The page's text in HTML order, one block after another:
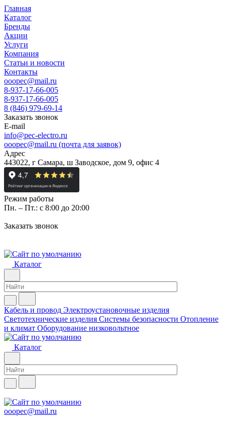
Главная
Каталог
Бренды
Акции
Услуги
Компания
Статьи и новости
Контакты
ooopec@mail.ru
8-937-17-66-005
8-937-17-66-005
8 (846) 979-69-14
Заказать звонок
E-mail
info@pec-electro.ru
ooopec@mail.ru (почта для заявок)
Адрес
443022, г Самара, ш Заводское, дом 9, офис 4
Режим работы
Пн. – Пт.: с 8:00 до 20:00
Заказать звонок
Каталог
Кабель и провод Электроустановочные изделия
Светотехнические изделия Системы безопасности Отопление
и климат Оборудование низковольтное
Каталог
ooopec@mail.ru